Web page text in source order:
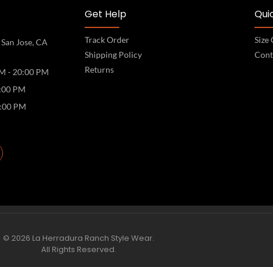
Jose, CA
- 20:00 PM
PM
PM
Get Help
Track Order
Shipping Policy
Returns
Size
© 2026 La Herradura Ranch Style Wear.
All Rights Reserved.